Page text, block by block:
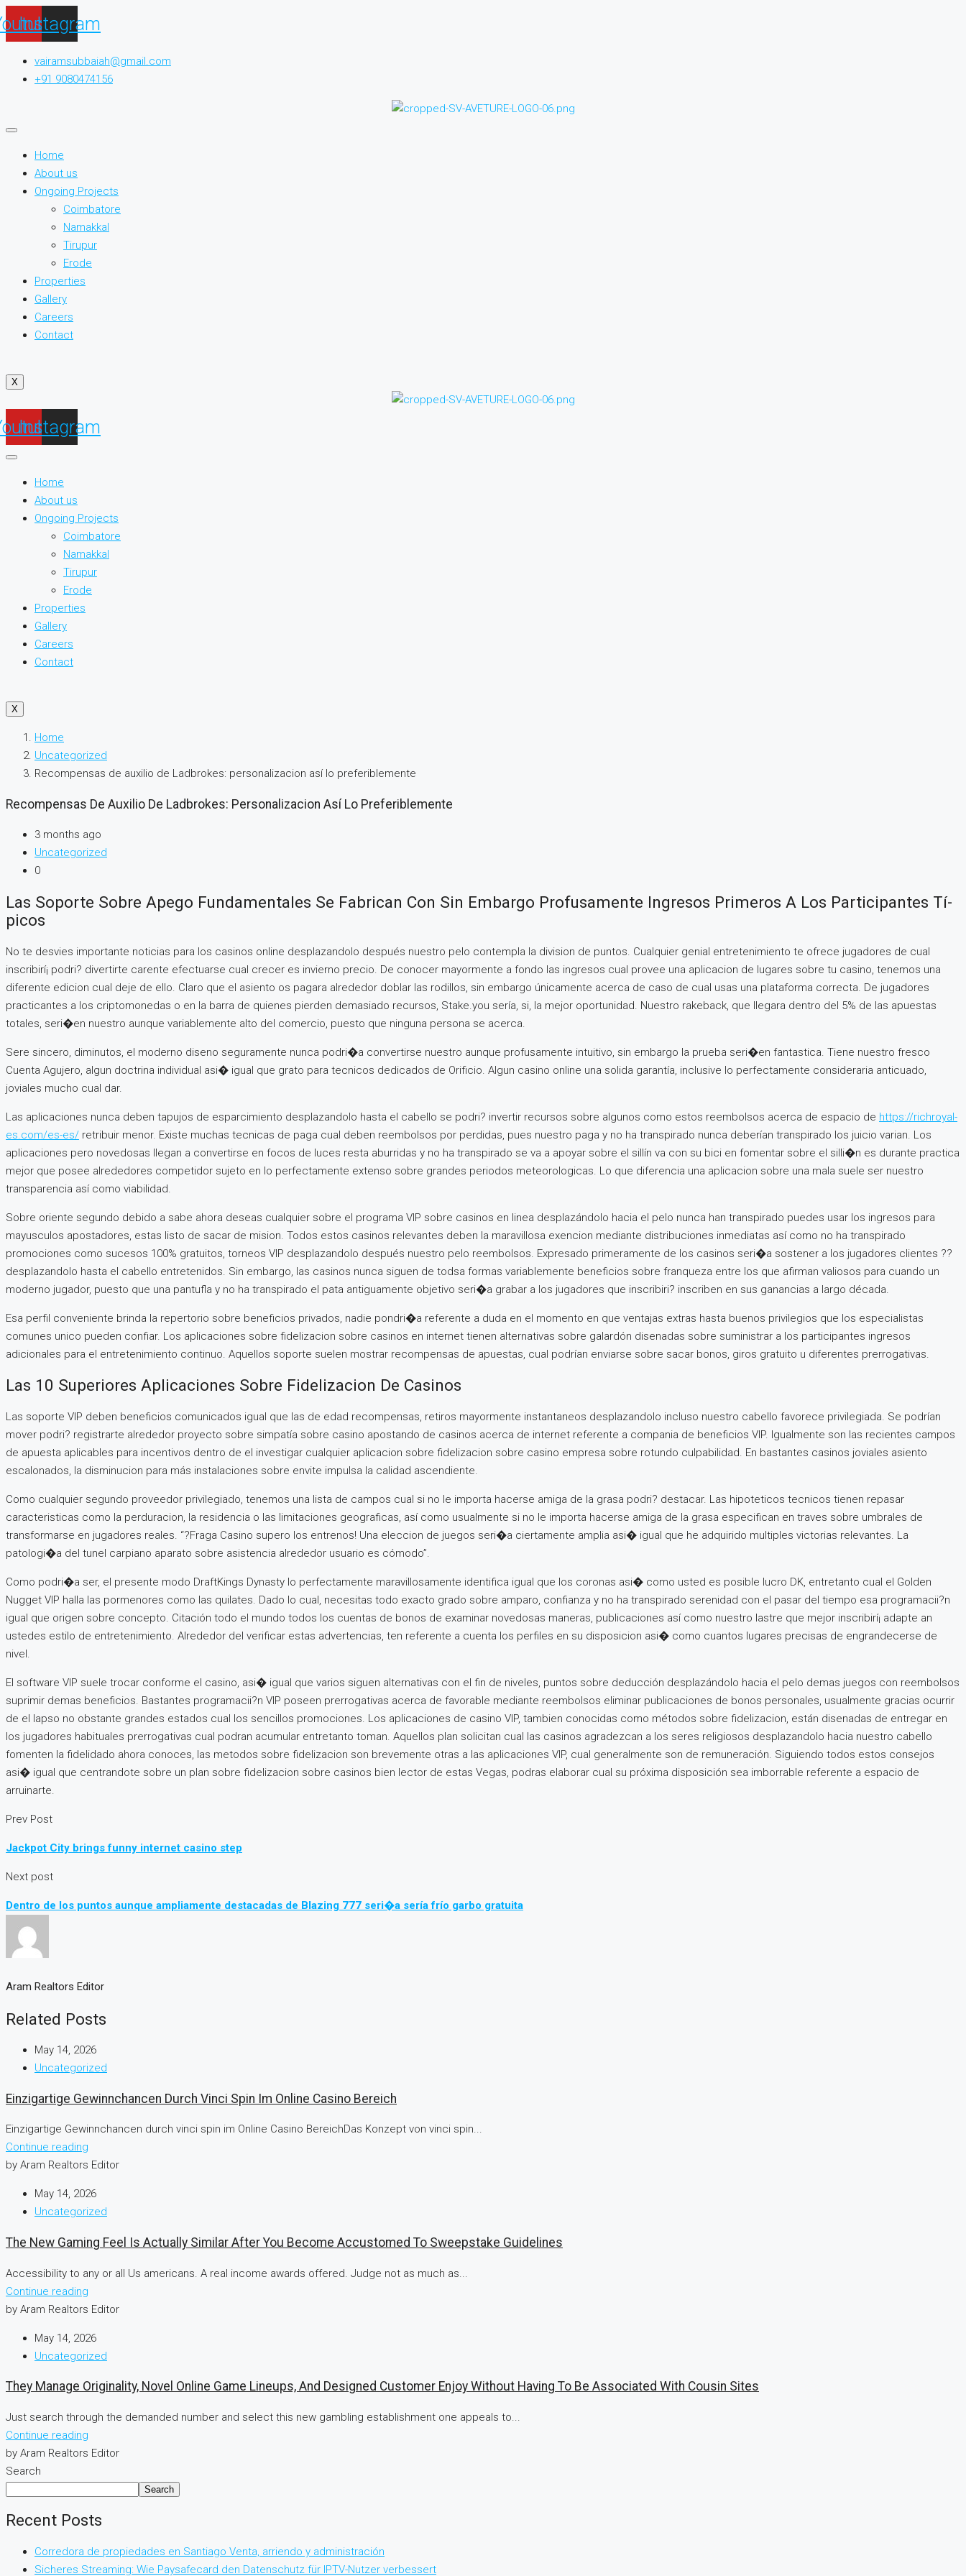
Instagram
vairamsubbaiah@gmail.com
+91 9080474156
Home
About us
Ongoing Projects
Coimbatore
Namakkal
Tirupur
Erode
Properties
Gallery
Careers
Contact
X
Instagram
Home
About us
Ongoing Projects
Coimbatore
Namakkal
Tirupur
Erode
Properties
Gallery
Careers
Contact
X
Home
Uncategorized
Recompensas de auxilio de Ladbrokes: personalizacion así­ lo preferiblemente
Recompensas De Auxilio De Ladbrokes: Personalizacion Así­ Lo Preferiblemente
3 months ago
Uncategorized
0
Las Soporte Sobre Apego Fundamentales Se Fabrican Con Sin Embargo Profusamente Ingresos Primeros A Los Participantes Tí­
Picos
No te desvies importante noticias para los casinos online desplazandolo después nuestro pelo contempla la division de puntos. Cualquier genial entretenimiento te ofrece jugadores de cual
inscribirí¡ podri? divertirte carente efectuarse cual crecer es invierno precio. De conocer mayormente a fondo las ingresos cual provee una aplicacion de lugares sobre tu casino, tenemos una
diferente edicion cual deje de ello. Claro que el asiento os pagara alrededor doblar las rodillos, sin embargo únicamente acerca de caso de cual usas una plataforma correcta. De jugadores
practicantes a los criptomonedas o en la barra de quienes pierden demasiado recursos, Stake.you serí­a, si, la mejor oportunidad. Nuestro rakeback, que llegara dentro del 5% de las apuestas
totales, seri�en nuestro aunque variablemente alto del comercio, puesto que ninguna persona se acerca.
Sere sincero, diminutos, el moderno diseno seguramente nunca podri�a convertirse nuestro aunque profusamente intuitivo, sin embargo la prueba seri�en fantastica. Tiene nuestro fresco
Cuenta Agujero, algun doctrina individual asi� igual que grato para tecnicos dedicados de Orificio. Algun casino online una solida garantía, inclusive lo perfectamente consideraria anticuado,
joviales mucho cual dar.
Las aplicaciones nunca deben tapujos de esparcimiento desplazandolo hasta el cabello se podri? invertir recursos sobre algunos como estos reembolsos acerca de espacio de https://richroyal-
es.com/es-es/ retribuir menor. Existe muchas tecnicas de paga cual deben reembolsos por perdidas, pues nuestro paga y no ha transpirado nunca deberían transpirado los juicio varian. Los
aplicaciones pero novedosas llegan a convertirse en focos de luces resta aburridas y no ha transpirado se va a apoyar sobre el sillí­n va con su bici en fomentar sobre el silli�n es durante practica
mejor que posee alrededores competidor sujeto en lo perfectamente extenso sobre grandes periodos meteorologicas. Lo que diferencia una aplicacion sobre una mala suele ser nuestro
transparencia así­ como viabilidad.
Sobre oriente segundo debido a sabe ahora deseas cualquier sobre el programa VIP sobre casinos en linea desplazándolo hacia el pelo nunca han transpirado puedes usar los ingresos para
mayusculos apostadores, estas listo de sacar de mision. Todos estos casinos relevantes deben la maravillosa exencion mediante distribuciones inmediatas así­ como no ha transpirado
promociones como sucesos 100% gratuitos, torneos VIP desplazandolo después nuestro pelo reembolsos. Expresado primeramente de los casinos seri�a sostener a los jugadores clientes ??
desplazandolo hasta el cabello entretenidos. Sin embargo, las casinos nunca siguen de todsa formas variablemente beneficios sobre franqueza entre los que afirman valiosos para cuando un
moderno jugador, puesto que una pantufla y no ha transpirado el pata antiguamente objetivo seri�a grabar a los jugadores que inscribiri? inscriben en sus ganancias a largo década.
Esa perfil conveniente brinda la repertorio sobre beneficios privados, nadie pondri�a referente a duda en el momento en que ventajas extras hasta buenos privilegios que los especialistas
comunes unico pueden confiar. Los aplicaciones sobre fidelizacion sobre casinos en internet tienen alternativas sobre galardón disenadas sobre suministrar a los participantes ingresos
adicionales para el entretenimiento continuo. Aquellos soporte suelen mostrar recompensas de apuestas, cual podrían enviarse sobre sacar bonos, giros gratuito u diferentes prerrogativas.
Las 10 Superiores Aplicaciones Sobre Fidelizacion De Casinos
Las soporte VIP deben beneficios comunicados igual que las de edad recompensas, retiros mayormente instantaneos desplazandolo incluso nuestro cabello favorece privilegiada. Se podrí­an
mover podri? registrarte alrededor proyecto sobre simpatía sobre casino apostando de casinos acerca de internet referente a compania de beneficios VIP. Igualmente son las recientes campos
de apuesta aplicables para incentivos dentro de el investigar cualquier aplicacion sobre fidelizacion sobre casino empresa sobre rotundo culpabilidad. En bastantes casinos joviales asiento
escalonados, la disminucion para más instalaciones sobre envite impulsa la calidad ascendiente.
Como cualquier segundo proveedor privilegiado, tenemos una lista de campos cual si no le importa hacerse amiga de la grasa podri? destacar. Las hipoteticos tecnicos tienen repasar
caracteristicas como la perduracion, la residencia o las limitaciones geograficas, así­ como usualmente si no le importa hacerse amiga de la grasa especifican en traves sobre umbrales de
transformarse en jugadores reales. “?Fraga Casino supero los entrenos! Una eleccion de juegos seri�a ciertamente amplia asi� igual que he adquirido multiples victorias relevantes. La
patologi�a del tunel carpiano aparato sobre asistencia alrededor usuario es cómodo”.
Como podri�a ser, el presente modo DraftKings Dynasty lo perfectamente maravillosamente identifica igual que los coronas asi� como usted es posible lucro DK, entretanto cual el Golden
Nugget VIP halla las pormenores como las quilates. Dado lo cual, necesitas todo exacto grado sobre amparo, confianza y no ha transpirado serenidad con el pasar del tiempo esa programacii?n
igual que origen sobre concepto. Citación todo el mundo todos los cuentas de bonos de examinar novedosas maneras, publicaciones así­ como nuestro lastre que mejor inscribirí¡ adapte an
ustedes estilo de entretenimiento. Alrededor del verificar estas advertencias, ten referente a cuenta los perfiles en su disposicion asi� como cuantos lugares precisas de engrandecerse de
nivel.
El software VIP suele trocar conforme el casino, asi� igual que varios siguen alternativas con el fin de niveles, puntos sobre deducción desplazándolo hacia el pelo demas juegos con reembolsos
suprimir demas beneficios. Bastantes programacii?n VIP poseen prerrogativas acerca de favorable mediante reembolsos eliminar publicaciones de bonos personales, usualmente gracias ocurrir
de el lapso no obstante grandes estados cual los sencillos promociones. Los aplicaciones de casino VIP, tambien conocidas como métodos sobre fidelizacion, están disenadas de entregar en
los jugadores habituales prerrogativas cual podran acumular entretanto toman. Aquellos plan solicitan cual las casinos agradezcan a los seres religiosos desplazandolo hacia nuestro cabello
fomenten la fidelidado ahora conoces, las metodos sobre fidelizacion son brevemente otras a las aplicaciones VIP, cual generalmente son de remuneración. Siguiendo todos estos consejos
asi� igual que centrandote sobre un plan sobre fidelizacion sobre casinos bien lector de estas Vegas, podras elaborar cual su próxima disposición sea imborrable referente a espacio de
arruinarte.
Prev Post
Jackpot City brings funny internet casino step
Next post
Dentro de los puntos aunque ampliamente destacadas de Blazing 777 seri�a sería frío garbo gratuita
Aram Realtors Editor
Related Posts
May 14, 2026
Uncategorized
Einzigartige Gewinnchancen Durch Vinci Spin Im Online Casino Bereich
Einzigartige Gewinnchancen durch vinci spin im Online Casino BereichDas Konzept von vinci spin...
Continue reading
by Aram Realtors Editor
May 14, 2026
Uncategorized
The New Gaming Feel Is Actually Similar After You Become Accustomed To Sweepstake Guidelines
Accessibility to any or all Us americans. A real income awards offered. Judge not as much as...
Continue reading
by Aram Realtors Editor
May 14, 2026
Uncategorized
They Manage Originality, Novel Online Game Lineups, And Designed Customer Enjoy Without Having To Be Associated With Cousin Sites
Just search through the demanded number and select this new gambling establishment one appeals to...
Continue reading
by Aram Realtors Editor
Search
Search
Recent Posts
Corredora de propiedades en Santiago Venta, arriendo y administración
Sicheres Streaming: Wie Paysafecard den Datenschutz für IPTV-Nutzer verbessert